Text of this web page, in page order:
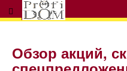
Обзор акций,